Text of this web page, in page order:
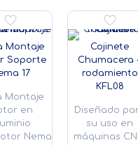
Montaje
Soporte
17
Montaje
en
Nema
Cojinete
Chumacera
rodamiento
KFL08
Diseñado
su uso en
máquinas